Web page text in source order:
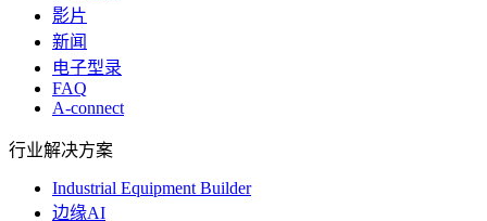
影片
新闻
电子型录
FAQ
A-connect
行业解决方案
Industrial Equipment Builder
边缘AI